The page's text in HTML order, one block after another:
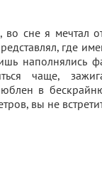
во сне я мечтал
где
наполнялись
чаще,
в
вы не